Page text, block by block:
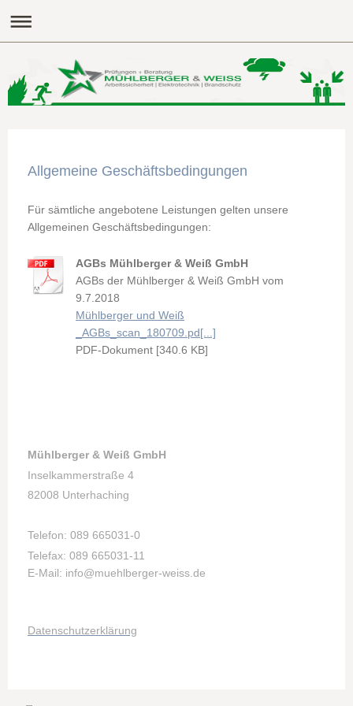
Allgemeine Geschäftsbedingungen
Für sämtliche angebotene Leistungen gelten unsere
Allgemeinen Geschäftsbedingungen:
AGBs Mühlberger & Weiß GmbH
AGBs der Mühlberger & Weiß GmbH vom
9.7.2018
Mühlberger und Weiß
_AGBs_scan_180709.pd[...]
PDF-Dokument [340.6 KB]
Mühlberger & Weiß GmbH
Inselkammerstraße 4
82008 Unterhaching
Telefon: 089 665031-0
Telefax: 089 665031-11
E-Mail: info@muehlberger-weiss.de
Datenschutzerklärung